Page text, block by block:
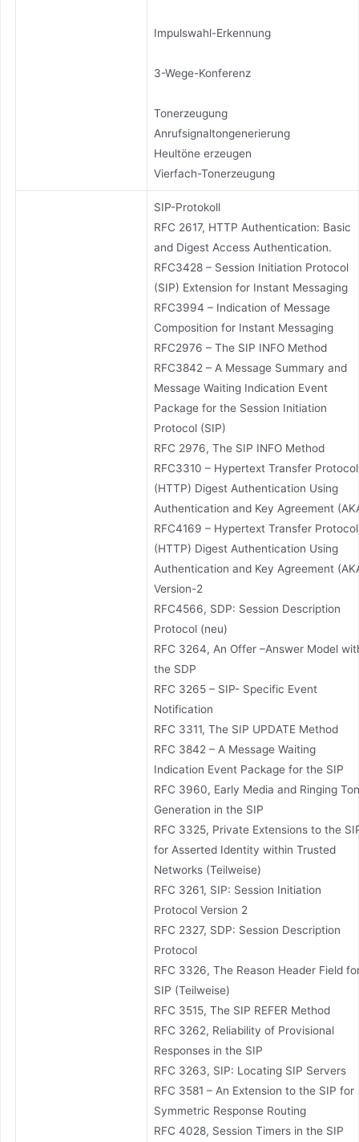
Impulswahl-Erkennung
3-Wege-Konferenz
Tonerzeugung
Anrufsignaltongenerierung
Heultöne erzeugen
Vierfach-Tonerzeugung
SIP-Protokoll
RFC 2617, HTTP Authentication: Basic
and Digest Access Authentication.
RFC3428 – Session Initiation Protocol
(SIP) Extension for Instant Messaging
RFC3994 – Indication of Message
Composition for Instant Messaging
RFC2976 – The SIP INFO Method
RFC3842 – A Message Summary and
Message Waiting Indication Event
Package for the Session Initiation
Protocol (SIP)
RFC 2976, The SIP INFO Method
RFC3310 – Hypertext Transfer Protocol
(HTTP) Digest Authentication Using
Authentication and Key Agreement
RFC4169 – Hypertext Transfer Protocol
(HTTP) Digest Authentication Using
Authentication and Key Agreement
Version-2
RFC4566, SDP: Session Description
Protocol (neu)
RFC 3264, An Offer –Answer Model
the SDP
RFC 3265 – SIP- Specific Event
Notification
RFC 3311, The SIP UPDATE Method
RFC 3842 – A Message Waiting
Indication Event Package for the SIP
RFC 3960, Early Media and Ringing
Generation in the SIP
RFC 3325, Private Extensions to the
for Asserted Identity within Trusted
Networks (Teilweise)
RFC 3261, SIP: Session Initiation
Protocol Version 2
RFC 2327, SDP: Session Description
Protocol
RFC 3326, The Reason Header Field
SIP (Teilweise)
RFC 3515, The SIP REFER Method
RFC 3262, Reliability of Provisional
Responses in the SIP
RFC 3263, SIP: Locating SIP Servers
RFC 3581 – An Extension to the SIP for
Symmetric Response Routing
RFC 4028, Session Timers in the SIP